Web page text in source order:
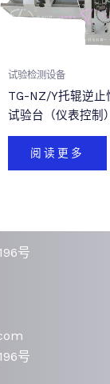
试验检测设备
TG-NZ/Y托辊逆止
试验台（仪表控制
阅读更多
号
号